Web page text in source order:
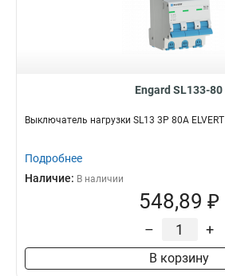
Engard SL133-80
Выключатель нагрузки SL13 3Р 80А ELVERT
Подробнее
Наличие: В наличии
548,89 ₽
– +
В корзину